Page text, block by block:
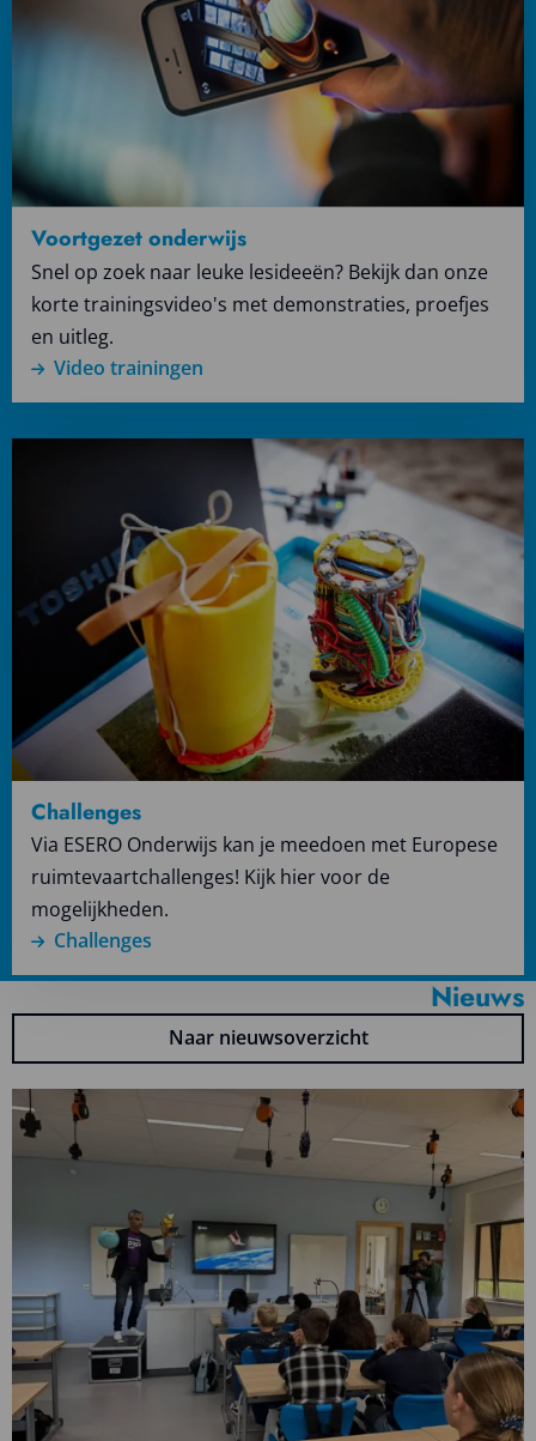
Voortgezet onderwijs
Snel op zoek naar leuke lesideeën? Bekijk dan onze
korte trainingsvideo's met demonstraties, proefjes
en uitleg.
Video trainingen
Challenges
Via ESERO Onderwijs kan je meedoen met Europese
ruimtevaartchallenges! Kijk hier voor de
mogelijkheden.
Challenges
Nieuws
Naar nieuwsoverzicht